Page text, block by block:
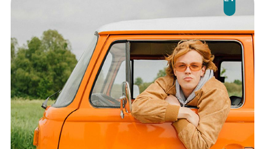
Mana programma
Festivāls
Programma
Arhīvs
Viņi bija LAMPĀ 2026